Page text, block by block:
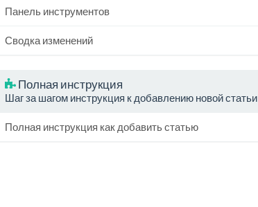
Панель инструментов
Сводка изменений
Полная инструкция
Шаг за шагом инструкция к добавлению новой статьи
Полная инструкция как добавить статью